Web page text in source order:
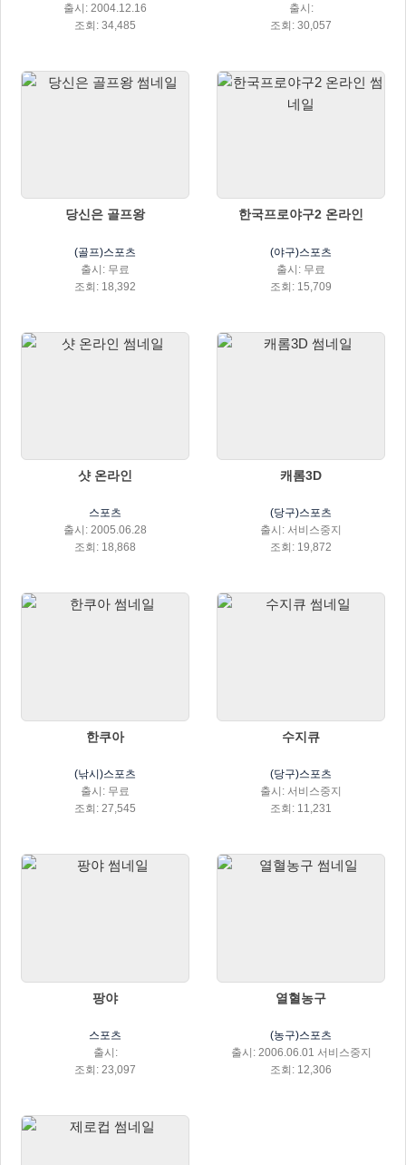
출시: 2004.12.16
조회: 34,485
출시:
조회: 30,057
당신은 골프왕
(골프)스포츠
출시: 무료
조회: 18,392
한국프로야구2 온라인
(야구)스포츠
출시: 무료
조회: 15,709
샷 온라인
스포츠
출시: 2005.06.28
조회: 18,868
캐롬3D
(당구)스포츠
출시: 서비스중지
조회: 19,872
한쿠아
(낚시)스포츠
출시: 무료
조회: 27,545
수지큐
(당구)스포츠
출시: 서비스중지
조회: 11,231
팡야
스포츠
출시:
조회: 23,097
열혈농구
(농구)스포츠
출시: 2006.06.01 서비스중지
조회: 12,306